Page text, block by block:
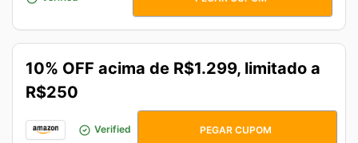
10% OFF acima de R$1.299, limitado a
R$250
Verified 7DO7DAY
PEGAR CUPOM